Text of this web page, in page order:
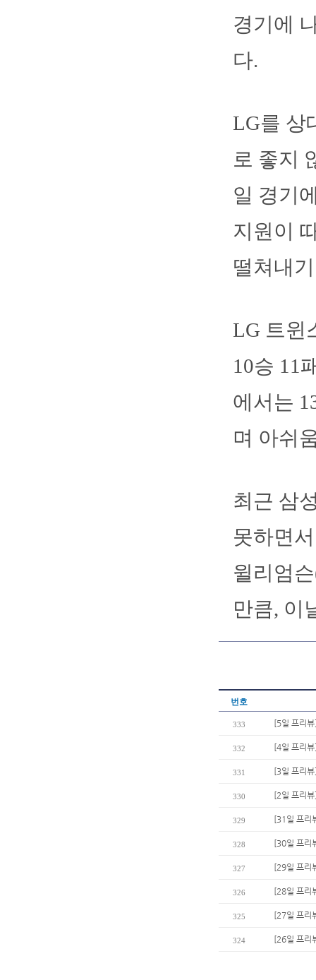
경기에
다.
LG를 상
로 좋지
일 경기
지원이
떨쳐내
LG 트윈
10승 11
에서는
며 아쉬
최근 삼
못하면
윌리엄
만큼, 이
번호
333 [5일 프리
332 [4일 프리
331 [3일 프리
330 [2일 프리
329 [31일 프리
328 [30일 프리
327 [29일 프리
326 [28일 프리
325 [27일 프리
324 [26일 프리